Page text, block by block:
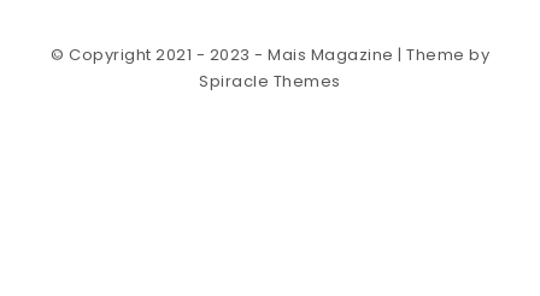
© Copyright 2021 - 2023 - Mais Magazine | Theme by
Spiracle Themes